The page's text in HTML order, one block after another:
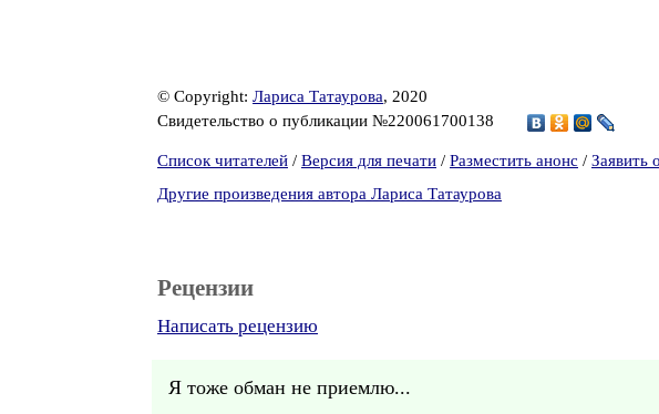
© Copyright: Лариса Татаурова, 2020
Свидетельство о публикации №220061700138
Список читателей / Версия для печати / Разместить анонс / Заявить
Другие произведения автора Лариса Татаурова
Рецензии
Написать рецензию
Я тоже обман не приемлю...